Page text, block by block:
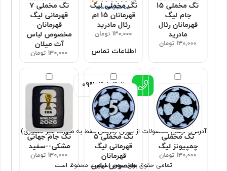
تگ مخملی 15
جام لیگ
قهرمانان رئال
مادرید
130,000 تومان
تگ مخملی لیگ
قهرمانان 15 ام
رئال مادرید
130,000 تومان
تگ مخملی ۷
قهرمانی لیگ
قهرمانان
مخصوص لباس
آث میلان
130,000 تومان
تگ مخملی
چمپیونز لیگ
130,000 تومان
تگ مخملی ۵
قهرمانی لیگ
قهرمانان
مخصوص لباس
تگ جام جهانی
مشکی--سفید
130,000 تومان
اطلاعات تماس
0991 4010402
آدرس : ارسال محصولات از تهران (فروش فقط به صورت غیر حضوری)
تمامی حقوق برای سون اسپورت محفوظ است